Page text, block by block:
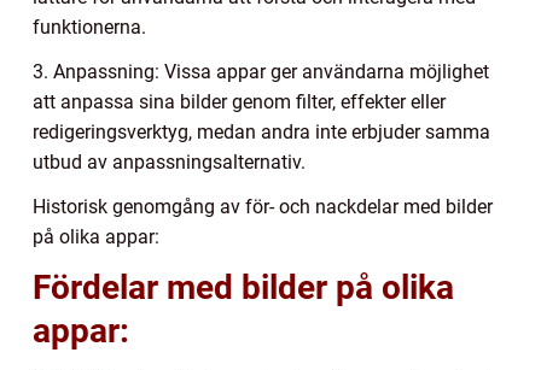
funktionerna.
3. Anpassning: Vissa appar ger användarna möjlighet
att anpassa sina bilder genom filter, effekter eller
redigeringsverktyg, medan andra inte erbjuder samma
utbud av anpassningsalternativ.
Historisk genomgång av för- och nackdelar med bilder
på olika appar:
Fördelar med bilder på olika
appar: